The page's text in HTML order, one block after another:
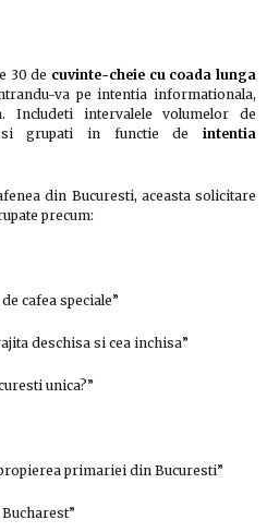
30 de cuvinte-cheie cu coada lunga
va pe intentia informationala,
Includeti intervalele volumelor de
si grupati in functie de intentia
din Bucuresti, aceasta solicitare
precum:
cafea speciale”
deschisa si cea inchisa”
unica?”
primariei din Bucuresti”